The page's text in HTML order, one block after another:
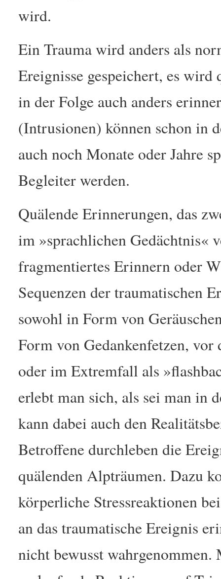
wird.
Ein Trauma wird anders als
Ereignisse gespeichert, es
in der Folge auch anders
(Intrusionen) können schon in
auch noch Monate oder Jahre
Begleiter werden.
Quälende Erinnerungen, das
im »sprachlichen Gedächtnis«
fragmentiertes Erinnern oder
Sequenzen der traumatischen
sowohl in Form von
Form von Gedankenfetzen,
oder im Extremfall als
erlebt man sich, als sei man in
kann dabei auch den
Betroffene durchleben die
quälenden Alpträumen. Dazu
körperliche Stressreaktionen
an das traumatische Ereignis
nicht bewusst wahrgenommen.